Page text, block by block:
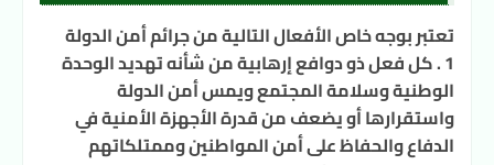
تعتبر بوجه خاص الأفعال التالية من جرائم أمن الدولة
1 . كل فعل ذو دوافع إرهابية من شأنه تهديد الوحدة
الوطنية وسلامة المجتمع ويمس أمن الدولة
واستقرارها أو يضعف من قدرة الأجهزة الأمنية في
الدفاع والحفاظ على أمن المواطنين وممتلكاتهم